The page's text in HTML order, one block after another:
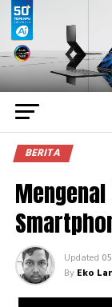
BERITA
Mengenal
Updated
By Eko